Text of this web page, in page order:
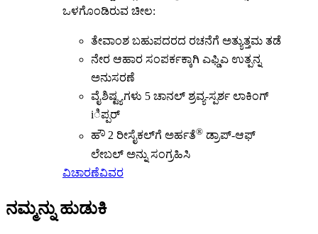
ಒಳಗೊಂಡಿರುವ ಚೀಲ:
ತೇವಾಂಶ ಬಹುಪದರದ ರಚನೆಗೆ ಅತ್ಯುತ್ತಮ ತಡೆ
ನೇರ ಆಹಾರ ಸಂಪರ್ಕಕ್ಕಾಗಿ ಎಫ್ಡಿಎ ಉತ್ಪನ್ನ
ಅನುಸರಣೆ
ವೈಶಿಷ್ಟ್ಯಗಳು 5 ಚಾನಲ್ ಶ್ರವ್ಯ-ಸ್ಪರ್ಶ ಲಾಕಿಂಗ್
iಿಪ್ಪರ್
ಹೌ 2 ರೀಸೈಕಲ್‌ಗೆ ಅರ್ಹತೆ® ಡ್ರಾಪ್-ಆಫ್
ಲೇಬಲ್ ಅನ್ನು ಸಂಗ್ರಹಿಸಿ
ವಿಚಾರಣೆವಿವರ
ನಮ್ಮನ್ನು ಹುಡುಕಿ